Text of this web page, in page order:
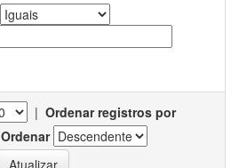
| Ordenar registros por
Ordenar